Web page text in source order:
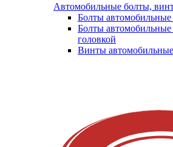
Автомобильные болты,
Болты
Болты
головкой
Винты